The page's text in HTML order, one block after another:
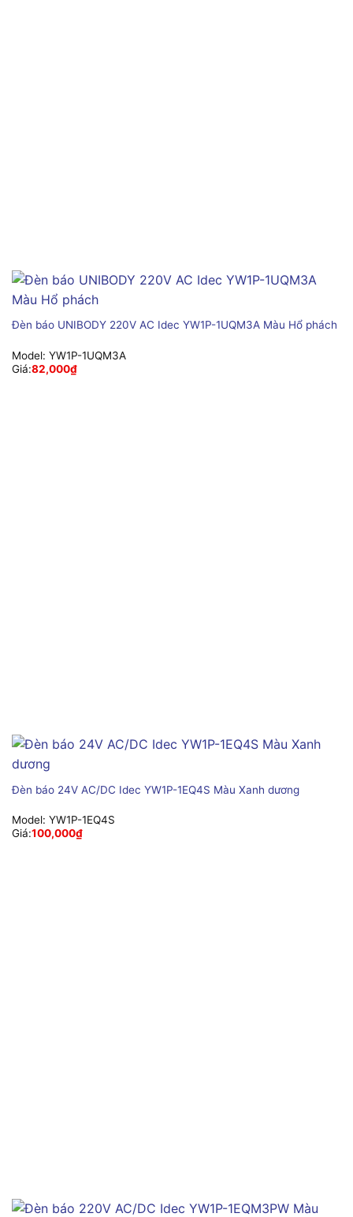
Đèn báo UNIBODY 220V AC Idec YW1P-1UQM3A Màu Hổ phách
Model: YW1P-1UQM3A
Giá:82,000₫
Đèn báo 24V AC/DC Idec YW1P-1EQ4S Màu Xanh dương
Model: YW1P-1EQ4S
Giá:100,000₫